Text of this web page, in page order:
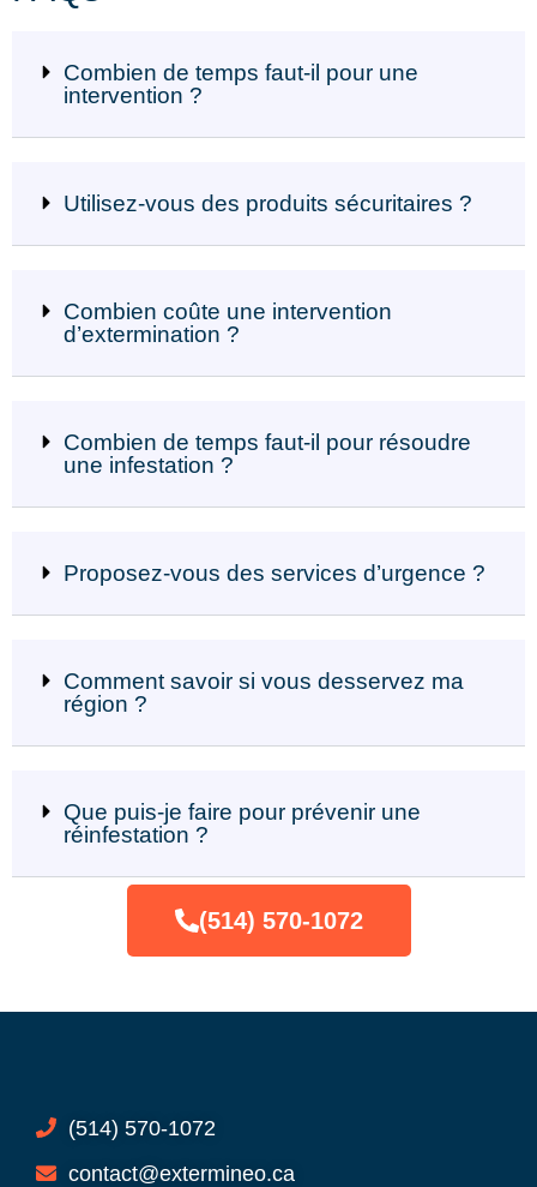
Combien de temps faut-il pour une
intervention ?
Utilisez-vous des produits sécuritaires ?
Combien coûte une intervention
d’extermination ?
Combien de temps faut-il pour résoudre
une infestation ?
Proposez-vous des services d’urgence ?
Comment savoir si vous desservez ma
région ?
Que puis-je faire pour prévenir une
réinfestation ?
(514) 570-1072
(514) 570-1072
contact@extermineo.ca